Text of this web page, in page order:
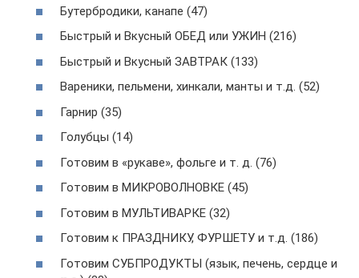
Бутербродики, канапе (47)
Быстрый и Вкусный ОБЕД или УЖИН (216)
Быстрый и Вкусный ЗАВТРАК (133)
Вареники, пельмени, хинкали, манты и т.д. (52)
Гарнир (35)
Голубцы (14)
Готовим в «рукаве», фольге и т. д. (76)
Готовим в МИКРОВОЛНОВКЕ (45)
Готовим в МУЛЬТИВАРКЕ (32)
Готовим к ПРАЗДНИКУ, ФУРШЕТУ и т.д. (186)
Готовим СУБПРОДУКТЫ (язык, печень, сердце и